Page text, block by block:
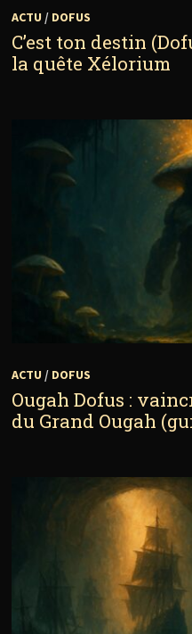
ACTU / DOFUS
C’est ton destin
la quête Xélorium
ACTU / DOFUS
Ougah Dofus :
du Grand Ougah